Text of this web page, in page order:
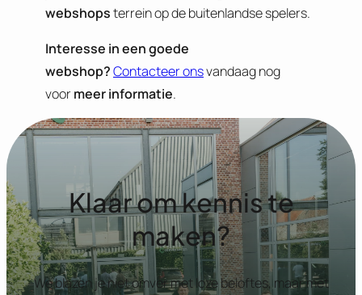
webshopsterrein op de buitenlandse spelers.
Interesse in een goede
webshop?Contacteer onsvandaag nog
voormeer informatie.
Klaar om kennis te
maken?
We blazen je niet omver met loze beloftes, maar met